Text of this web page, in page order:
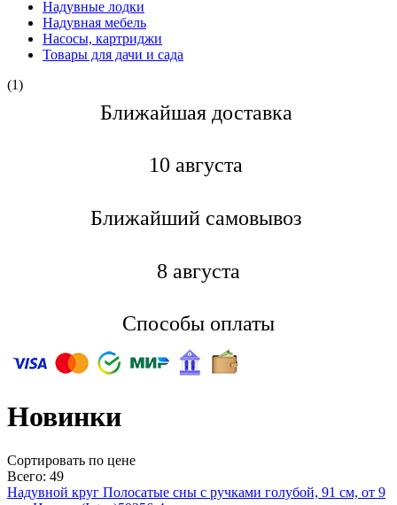
Надувные лодки
Надувная мебель
Насосы, картриджи
Товары для дачи и сада
(1)
Ближайшая доставкa
10 августа
Ближайший самовывоз
8 августа
Способы оплаты
Новинки
Cортировать по цене
Всего: 49
Надувной круг Полосатые сны с ручками голубой, 91 см, от 9